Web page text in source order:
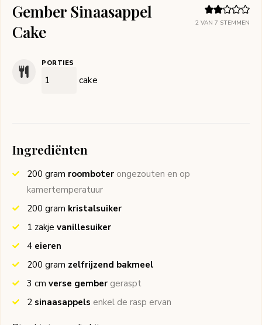
2 VAN 7 STEMMEN
Gember Sinaasappel
Cake
PORTIES
cake
Ingrediënten
200 gram roomboter ongezouten en op
kamertemperatuur
200 gram kristalsuiker
1 zakje vanillesuiker
4 eieren
200 gram zelfrijzend bakmeel
3 cm verse gember geraspt
2 sinaasappels enkel de rasp ervan